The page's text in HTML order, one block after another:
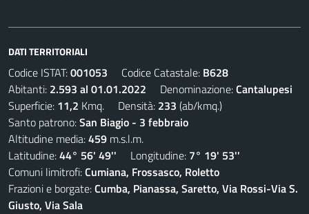
DATI TERRITORIALI
Codice ISTAT:001053 Codice Catastale: B628
Abitanti: 2.593 al 01.01.2022 Denominazione:Cantalupesi
Superficie: 11,2 Kmq. Densità: 233 (ab/kmq.)
Santo patrono:San Biagio - 3 febbraio
Altitudine media:459 m.s.l.m.
Latitudine:44° 56' 49'' Longitudine: 7° 19' 53''
Comuni limitrofi:Cumiana, Frossasco, Roletto
Frazioni e borgate:Cumba, Pianassa, Saretto, Via Rossi-Via S.
Giusto, Via Sala